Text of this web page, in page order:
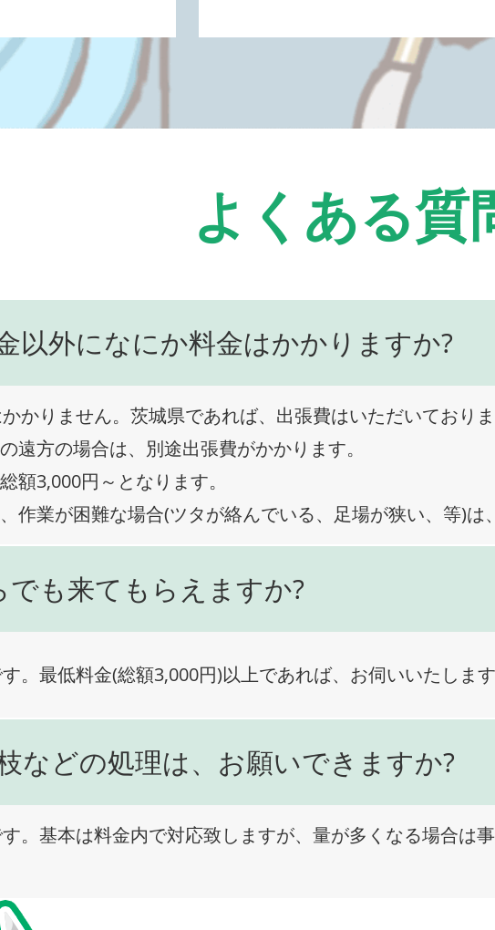
よくある質
以外になにか料金はかかりますか?
かりません。茨城県であれば、出張費はいただいておりま
遠方の場合は、別途出張費がかかります。
額3,000円～となります。
作業が困難な場合(ツタが絡んでいる、足場が狭い、等)は
でも来てもらえますか?
。最低料金(総額3,000円)以上であれば、お伺いいたします
などの処理は、お願いできますか?
。基本は料金内で対応致しますが、量が多くなる場合は